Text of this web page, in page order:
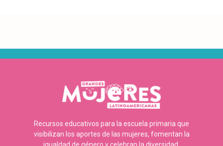
Recursos educativos para la escuela primaria que
visibilizan los aportes de las mujeres, fomentan la
igualdad de género y celebran la diversidad.